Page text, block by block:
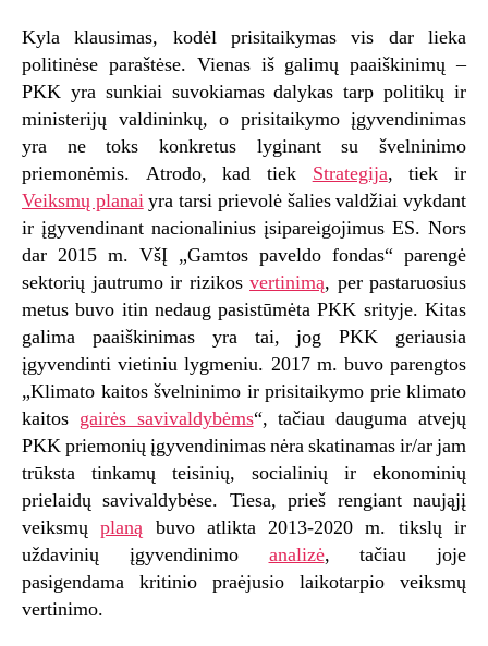
Kyla klausimas, kodėl prisitaikymas vis dar lieka
politinėse paraštėse. Vienas iš galimų paaiškinimų –
PKK yra sunkiai suvokiamas dalykas tarp politikų ir
ministerijų valdininkų, o prisitaikymo įgyvendinimas
yra ne toks konkretus lyginant su švelninimo
priemonėmis. Atrodo, kad tiek Strategija, tiek ir
Veiksmų planaiyra tarsi prievolė šalies valdžiai vykdant
ir įgyvendinant nacionalinius įsipareigojimus ES. Nors
dar 2015 m. VšĮ „Gamtos paveldo fondas“ parengė
sektorių jautrumo ir rizikos vertinimą, per pastaruosius
metus buvo itin nedaug pasistūmėta PKK srityje. Kitas
galima paaiškinimas yra tai, jog PKK geriausia
įgyvendinti vietiniu lygmeniu. 2017 m. buvo parengtos
„Klimato kaitos švelninimo ir prisitaikymo prie klimato
kaitos gairės savivaldybėms“, tačiau dauguma atvejų
PKK priemonių įgyvendinimas nėra skatinamas ir/ar jam
trūksta tinkamų teisinių, socialinių ir ekonominių
prielaidų savivaldybėse. Tiesa, prieš rengiant naująjį
veiksmųplaną buvo atlikta 2013-2020 m. tikslų ir
uždavinių įgyvendinimo analizė, tačiau joje
pasigendama kritinio praėjusio laikotarpio veiksmų
vertinimo.